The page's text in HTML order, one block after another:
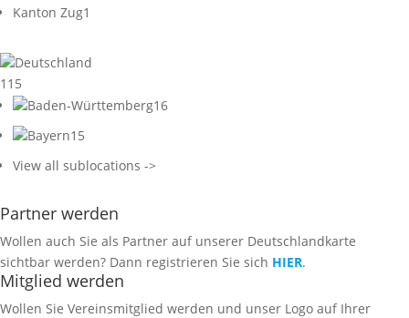
Kanton Zug1
Deutschland
115
Baden-Württemberg16
Bayern15
View all sublocations ->
Partner werden
Wollen auch Sie als Partner auf unserer Deutschlandkarte
sichtbar werden? Dann registrieren Sie sich HIER.
Mitglied werden
Wollen Sie Vereinsmitglied werden und unser Logo auf Ihrer